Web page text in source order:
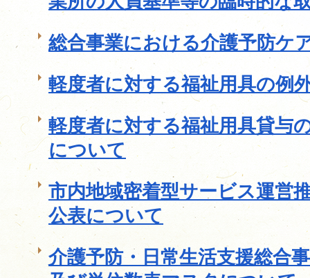
総合事業における介護予防ケ
軽度者に対する福祉用具の例
軽度者に対する福祉用具貸与
について
市内地域密着型サービス運営
公表について
介護予防・日常生活支援総合